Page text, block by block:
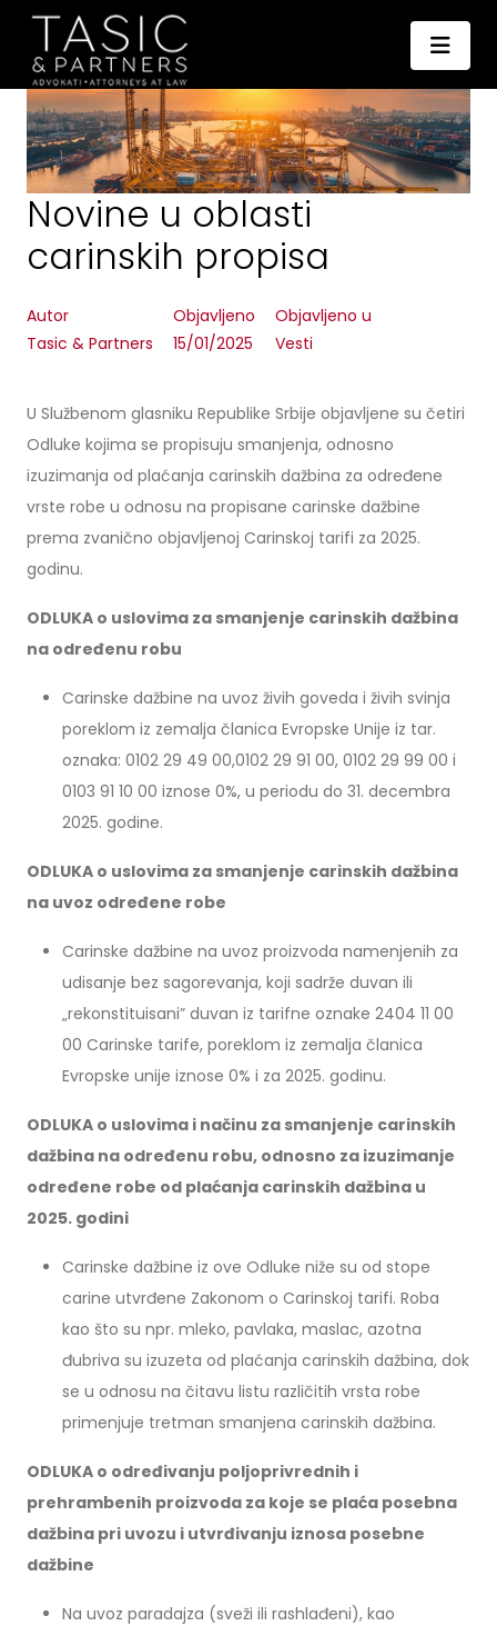
Novine u oblasti
carinskih propisa
Autor
Tasic & Partners
Objavljeno
15/01/2025
Objavljeno u
Vesti
U Službenom glasniku Republike Srbije objavljene su četiri
Odluke kojima se propisuju smanjenja, odnosno
izuzimanja od plaćanja carinskih dažbina za određene
vrste robe u odnosu na propisane carinske dažbine
prema zvanično objavljenoj Carinskoj tarifi za 2025.
godinu.
ODLUKA o uslovima za smanjenje carinskih dažbina
na određenu robu
Carinske dažbine na uvoz živih goveda i živih svinja
poreklom iz zemalja članica Evropske Unije iz tar.
oznaka: 0102 29 49 00,0102 29 91 00, 0102 29 99 00 i
0103 91 10 00 iznose 0%, u periodu do 31. decembra
2025. godine.
ODLUKA o uslovima za smanjenje carinskih dažbina
na uvoz određene robe
Carinske dažbine na uvoz proizvoda namenjenih za
udisanje bez sagorevanja, koji sadrže duvan ili
„rekonstituisani” duvan iz tarifne oznake 2404 11 00
00 Carinske tarife, poreklom iz zemalja članica
Evropske unije iznose 0% i za 2025. godinu.
ODLUKA o uslovima i načinu za smanjenje carinskih
dažbina na određenu robu, odnosno za izuzimanje
određene robe od plaćanja carinskih dažbina u
2025. godini
Carinske dažbine iz ove Odluke niže su od stope
carine utvrđene Zakonom o Carinskoj tarifi. Roba
kao što su npr. mleko, pavlaka, maslac, azotna
đubriva su izuzeta od plaćanja carinskih dažbina, dok
se u odnosu na čitavu listu različitih vrsta robe
primenjuje tretman smanjena carinskih dažbina.
ODLUKA o određivanju poljoprivrednih i
prehrambenih proizvoda za koje se plaća posebna
dažbina pri uvozu i utvrđivanju iznosa posebne
dažbine
Na uvoz paradajza (sveži ili rashlađeni), kao